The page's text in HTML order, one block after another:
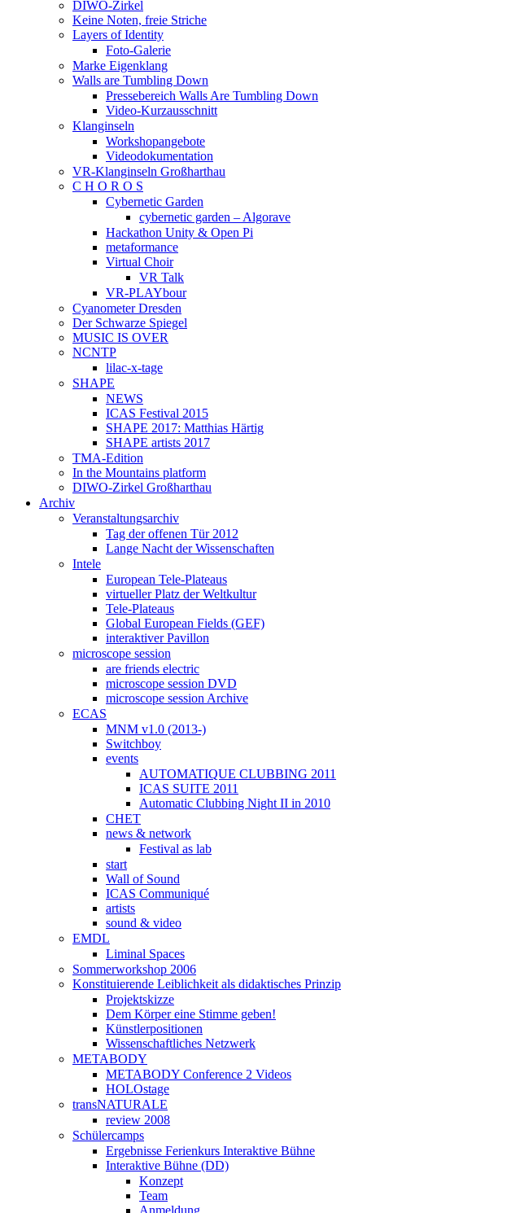
DIWO-Zirkel
Keine Noten, freie Striche
Layers of Identity
Foto-Galerie
Marke Eigenklang
Walls are Tumbling Down
Pressebereich Walls Are Tumbling Down
Video-Kurzausschnitt
Klanginseln
Workshopangebote
Videodokumentation
VR-Klanginseln Großharthau
C H O R O S
Cybernetic Garden
cybernetic garden – Algorave
Hackathon Unity & Open Pi
metaformance
Virtual Choir
VR Talk
VR-PLAYbour
Cyanometer Dresden
Der Schwarze Spiegel
MUSIC IS OVER
NCNTP
lilac-x-tage
SHAPE
NEWS
ICAS Festival 2015
SHAPE 2017: Matthias Härtig
SHAPE artists 2017
TMA-Edition
In the Mountains platform
DIWO-Zirkel Großharthau
Archiv
Veranstaltungsarchiv
Tag der offenen Tür 2012
Lange Nacht der Wissenschaften
Intele
European Tele-Plateaus
virtueller Platz der Weltkultur
Tele-Plateaus
Global European Fields (GEF)
interaktiver Pavillon
microscope session
are friends electric
microscope session DVD
microscope session Archive
ECAS
MNM v1.0 (2013-)
Switchboy
events
AUTOMATIQUE CLUBBING 2011
ICAS SUITE 2011
Automatic Clubbing Night II in 2010
CHET
news & network
Festival as lab
start
Wall of Sound
ICAS Communiqué
artists
sound & video
EMDL
Liminal Spaces
Sommerworkshop 2006
Konstituierende Leiblichkeit als didaktisches Prinzip
Projektskizze
Dem Körper eine Stimme geben!
Künstlerpositionen
Wissenschaftliches Netzwerk
METABODY
METABODY Conference 2 Videos
HOLOstage
transNATURALE
review 2008
Schülercamps
Ergebnisse Ferienkurs Interaktive Bühne
Interaktive Bühne (DD)
Konzept
Team
Anmeldung